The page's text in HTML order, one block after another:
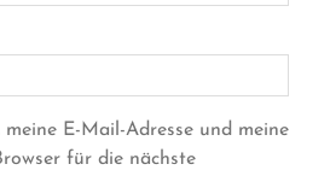
meine E-Mail-Adresse und meine
für die nächste